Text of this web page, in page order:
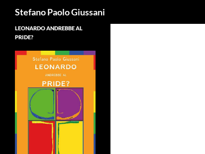
Stefano Paolo Giussani
LEONARDO ANDREBBE AL
PRIDE?